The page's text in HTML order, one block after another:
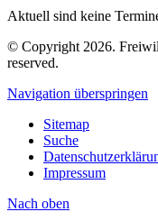
Aktuell sind keine
© Copyright 2026.
reserved.
Navigation überspringen
Sitemap
Suche
Impressum
Nach oben